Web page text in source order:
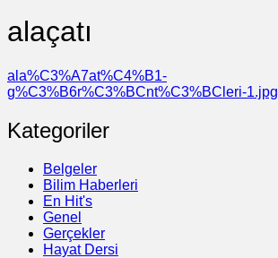
alaçatı
ala%C3%A7at%C4%B1-
g%C3%B6r%C3%BCnt%C3%BCleri-1.jpg
Kategoriler
Belgeler
Bilim Haberleri
En Hit's
Genel
Gerçekler
Hayat Dersi